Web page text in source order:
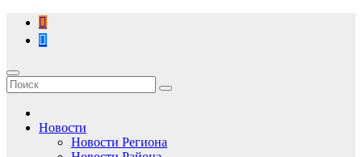
Перейти
содержимому
Новости
Новости Региона